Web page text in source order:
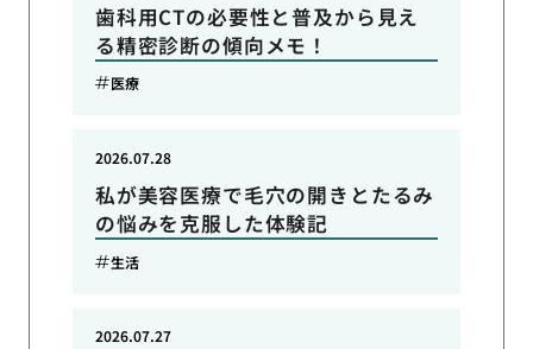
歯科用CTの必要性と普及から見え
る精密診断の傾向メモ！
医療
私が美容医療で毛穴の開きとたるみ
の悩みを克服した体験記
2026.07.28
生活
2026.07.27